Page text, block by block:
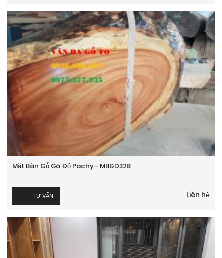
Mặt Bàn Gỗ Gõ Đỏ Pachy - MBGD328
TƯ VẤN Liên hệ